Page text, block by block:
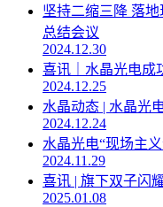
坚持二缩三降 落
总结会议
2024.12.30
喜讯｜水晶光电成
2024.12.25
水晶动态 | 水晶光
2024.12.24
水晶光电“现场主
2024.11.29
喜讯 | 旗下双子闪
2025.01.08